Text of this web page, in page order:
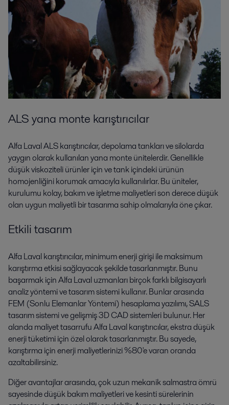
ALS yana monte karıştırıcılar
Alfa Laval ALS karıştırıcılar, depolama tankları ve silolarda
yaygın olarak kullanılan yana monte ünitelerdir. Genellikle
düşük viskoziteli ürünler için ve tank içindeki ürünün
homojenliğini korumak amacıyla kullanılırlar. Bu üniteler,
kurulumu kolay, bakım ve işletme maliyetleri son derece düşük
olan uygun maliyetli bir tasarıma sahip olmalarıyla öne çıkar.
Etkili tasarım
Alfa Laval karıştırıcılar, minimum enerji girişi ile maksimum
karıştırma etkisi sağlayacak şekilde tasarlanmıştır. Bunu
başarmak için Alfa Laval uzmanları birçok farklı bilgisayarlı
analiz yöntemi ve tasarım sistemi kullanır. Bunlar arasında
FEM (Sonlu Elemanlar Yöntemi) hesaplama yazılımı, SALS
tasarım sistemi ve gelişmiş 3D CAD sistemleri bulunur. Her
alanda maliyet tasarrufu Alfa Laval karıştırıcılar, ekstra düşük
enerji tüketimi için özel olarak tasarlanmıştır. Bu sayede,
karıştırma için enerji maliyetlerinizi %80'e varan oranda
azaltabilirsiniz.
Diğer avantajlar arasında, çok uzun mekanik salmastra ömrü
sayesinde düşük bakım maliyetleri ve kesinti sürelerinin